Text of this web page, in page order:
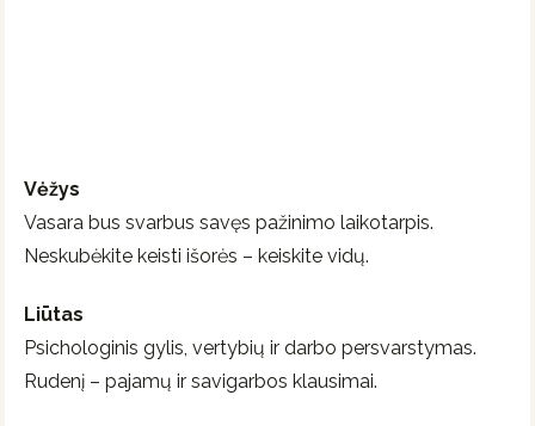
Vėžys
Vasara bus svarbus savęs pažinimo laikotarpis.
Neskubėkite keisti išorės – keiskite vidų.
Liūtas
Psichologinis gylis, vertybių ir darbo persvarstymas.
Rudenį – pajamų ir savigarbos klausimai.